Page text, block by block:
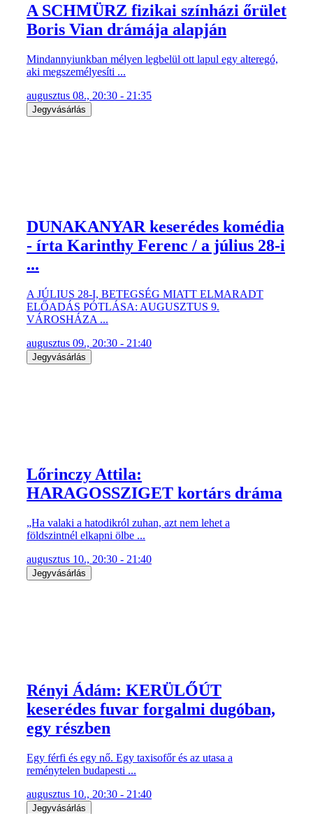
A SCHMÜRZ fizikai színházi őrület
Boris Vian drámája alapján
Mindannyiunkban mélyen legbelül ott lapul egy alteregó,
aki megszemélyesíti ...
augusztus 08., 20:30 - 21:35
Jegyvásárlás
DUNAKANYAR keserédes komédia
- írta Karinthy Ferenc / a július 28-i
...
A JÚLIUS 28-I, BETEGSÉG MIATT ELMARADT
ELŐADÁS PÓTLÁSA: AUGUSZTUS 9.
VÁROSHÁZA ...
augusztus 09., 20:30 - 21:40
Jegyvásárlás
Lőrinczy Attila:
HARAGOSSZIGET kortárs dráma
„Ha valaki a hatodikról zuhan, azt nem lehet a
földszintnél elkapni ölbe ...
augusztus 10., 20:30 - 21:40
Jegyvásárlás
Rényi Ádám: KERÜLŐÚT
keserédes fuvar forgalmi dugóban,
egy részben
Egy férfi és egy nő. Egy taxisofőr és az utasa a
reménytelen budapesti ...
augusztus 10., 20:30 - 21:40
Jegyvásárlás